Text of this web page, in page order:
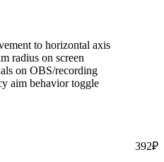
to horizontal axis
radius on screen
on OBS/recording
aim behavior toggle
392₽